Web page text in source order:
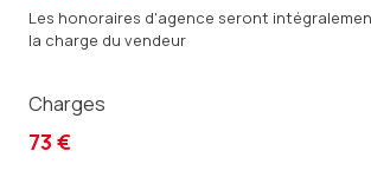
Les honoraires d'agence seront
la charge du vendeur
Charges
73 €